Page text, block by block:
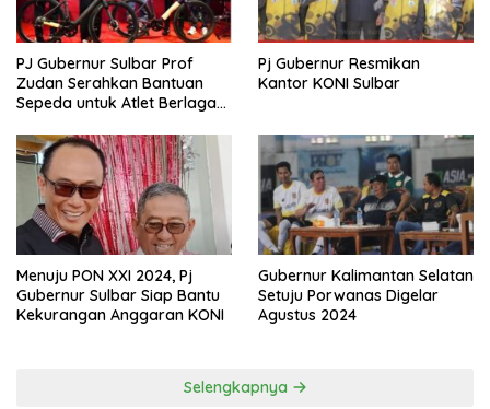
PJ Gubernur Sulbar Prof
Zudan Serahkan Bantuan
Sepeda untuk Atlet Berlaga
Pj Gubernur Resmikan
Kantor KONI Sulbar
Menuju PON XXI 2024, Pj
Gubernur Sulbar Siap Bantu
Kekurangan Anggaran KONI
Gubernur Kalimantan Selatan
Setuju Porwanas Digelar
Agustus 2024
Selengkapnya